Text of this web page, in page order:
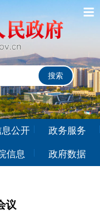
公开 政务服务
信息 政府数据
议